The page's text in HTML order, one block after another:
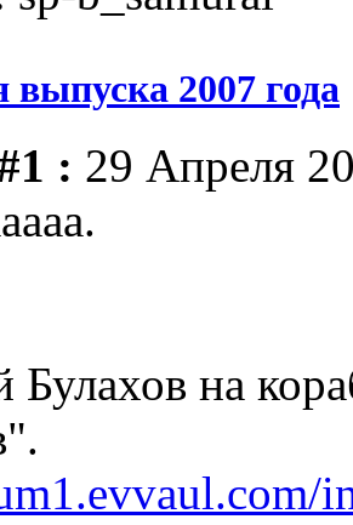
2007 года
: 29 Апреля
Булахов на